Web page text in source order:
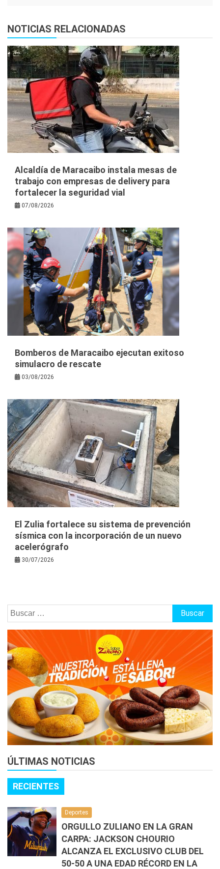
NOTICIAS RELACIONADAS
Alcaldía de Maracaibo instala mesas de
trabajo con empresas de delivery para
fortalecer la seguridad vial
07/08/2026
Bomberos de Maracaibo ejecutan exitoso
simulacro de rescate
03/08/2026
El Zulia fortalece su sistema de prevención
sísmica con la incorporación de un nuevo
acelerógrafo
30/07/2026
Buscar:
ÚLTIMAS NOTICIAS
RECIENTES
Deportes
ORGULLO ZULIANO EN LA GRAN
CARPA: JACKSON CHOURIO
ALCANZA EL EXCLUSIVO CLUB DEL
50-50 A UNA EDAD RÉCORD EN LA